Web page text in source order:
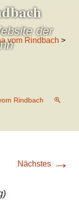
dernach:
vom Rindbach >
Rindbach
Nächstes →